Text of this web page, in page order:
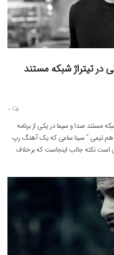
در تیتراژ شبکه مستند
0
مستند صدا و سیما در یکی از برنامه
هم تیمی ” سینا ساعی که یک آهنگ رپ
است نکته جالب اینجاست که برخلاف